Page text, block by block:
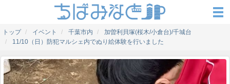
トップ イベント 千葉市内
加曽利貝塚(桜木/小倉台)/千城台
11/10（日）防犯マルシェ内でぬり絵体験を行いました